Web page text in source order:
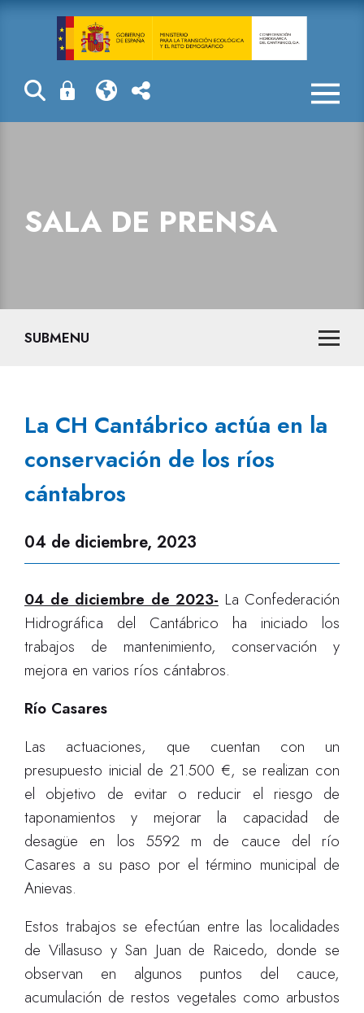
La CH
SALA DE PRENSA
SUBMENU
La CH Cantábrico actúa en la
conservación de los ríos
cántabros
04 de diciembre, 2023
04 de diciembre de 2023- La Confederación
Hidrográfica del Cantábrico ha iniciado los
trabajos de mantenimiento, conservación y
mejora en varios ríos cántabros.
Río Casares
Las actuaciones, que cuentan con un
presupuesto inicial de 21.500 €, se realizan con
el objetivo de evitar o reducir el riesgo de
taponamientos y mejorar la capacidad de
desagüe en los 5592 m de cauce del río
Casares a su paso por el término municipal de
Anievas.
Estos trabajos se efectúan entre las localidades
de Villasuso y San Juan de Raicedo, donde se
observan en algunos puntos del cauce,
acumulación de restos vegetales como arbustos